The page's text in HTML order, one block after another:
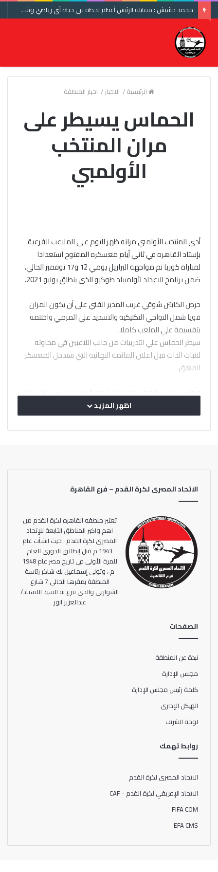
محمد حشيش : مقابلة الرئيس أعظم لحظة في حياة أي رياضي وشكرا اتحاد الكرة ومنتخب مصر
الرئيسية/ الاخبار/ اخبار المنطقة
الحماس يسيطر على
مران المنتخب
الأولمبي
أدى المنتخب الأولمبي مرانه ظهر اليوم علي الملاعب الفرعية
بإستاد القاهره في ثاني أيام معسكره المفتوح استعدادا
لمباراة كوريا ثم مواجهة البرازيل يومي 12 و17 نوفمبر الحالي،
ضمن برنامج الاعداد لأولمبياد طوكيو الذي ينطلق يوليو 2021.
حرص الكابتن شوقي غريب المدير الفني على أن يكون المران
قويا شمل النواحي التكتيكية والتسديد علي المرمي واختتمه
بتقسيمة علي الملعب كاملا.
سيطر الحماس علي التدريبات من جانب اللاعبين في محاوله
لاثبات الذات قبل اعلان القائمة النهائية التي ستدخل المعسكر
المغلق.
ويواصل المدير الفني محاضراته اليومية مع اللاعبين للتأكيد علي
بعض الأمور والواجبات المطلوبة من كل لاعب خلال المران.
ويحرص أسامة جلال مدافع الفريق على الحضور يوميا في موعد
غاب صلاح محسن عن مران اليوم لاصابته بنزلة برد.
ومن المقرر ان يؤدي الفريق الأولمبي مرانه في الثالثه عصر
الغد علي الملاعب الفرعية بإستاد القاهرة.
اظهر المزيد
الاتحاد المصرى لكرة القدم – فرع القاهرة
تعتبر منطقه القاهره لكرة القدم من
اهم واكبر المناطق التابعة للإتحاد
المصرى لكرة القدم ، حيث انشأت عام
1943 م قبل إنطلاق الدورى العام
للمرة الأولى فى تاريخ مصر عام 1948
م ، وتولى إسماعيل بك شاكر رئاسة
المنطقة بمقرها الحالى 7 شارع
الشواربى والذى تبرع به السيد الاستاذ/
عبدالعزيز انور
الصفحات
نبذة عن المنطقة
مجلس الإدارة
كلمة رئيس مجلس الإدارة
الهيكل الإدارى
لوحة الشرف
روابط تهمك
الاتحاد المصرى لكرة القدم
الاتحاد الإفريقي لكرة القدم - CAF
FIFA COM
EFA CMS